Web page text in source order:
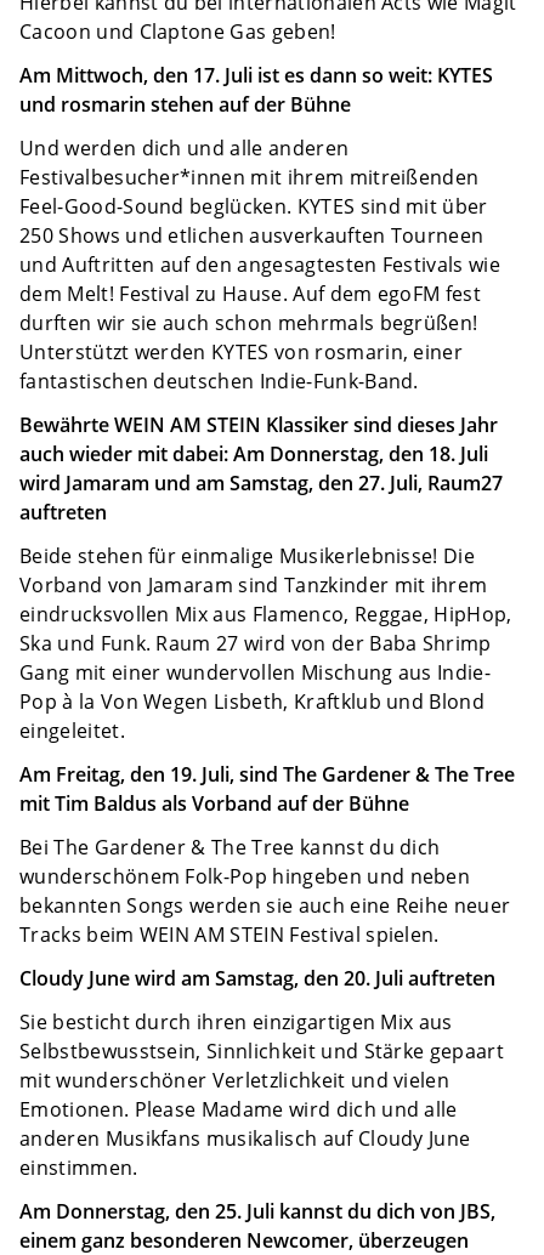
Cacoon und Claptone Gas geben!
Am Mittwoch, den 17. Juli ist es dann so weit: KYTES
und rosmarin stehen auf der Bühne
Und werden dich und alle anderen
Festivalbesucher*innen mit ihrem mitreißenden
Feel-Good-Sound beglücken. KYTES sind mit über
250 Shows und etlichen ausverkauften Tourneen
und Auftritten auf den angesagtesten Festivals wie
dem Melt! Festival zu Hause. Auf dem egoFM fest
durften wir sie auch schon mehrmals begrüßen!
Unterstützt werden KYTES von rosmarin, einer
fantastischen deutschen Indie-Funk-Band.
Bewährte WEIN AM STEIN Klassiker sind dieses Jahr
auch wieder mit dabei: Am Donnerstag, den 18. Juli
wird Jamaram und am Samstag, den 27. Juli, Raum27
auftreten
Beide stehen für einmalige Musikerlebnisse! Die
Vorband von Jamaram sind Tanzkinder mit ihrem
eindrucksvollen Mix aus Flamenco, Reggae, HipHop,
Ska und Funk. Raum 27 wird von der Baba Shrimp
Gang mit einer wundervollen Mischung aus Indie-
Pop à la Von Wegen Lisbeth, Kraftklub und Blond
eingeleitet.
Am Freitag, den 19. Juli, sind The Gardener & The Tree
mit Tim Baldus als Vorband auf der Bühne
Bei The Gardener & The Tree kannst du dich
wunderschönem Folk-Pop hingeben und neben
bekannten Songs werden sie auch eine Reihe neuer
Tracks beim WEIN AM STEIN Festival spielen.
Cloudy June wird am Samstag, den 20. Juli auftreten
Sie besticht durch ihren einzigartigen Mix aus
Selbstbewusstsein, Sinnlichkeit und Stärke gepaart
mit wunderschöner Verletzlichkeit und vielen
Emotionen. Please Madame wird dich und alle
anderen Musikfans musikalisch auf Cloudy June
einstimmen.
Am Donnerstag, den 25. Juli kannst du dich von JBS,
einem ganz besonderen Newcomer, überzeugen